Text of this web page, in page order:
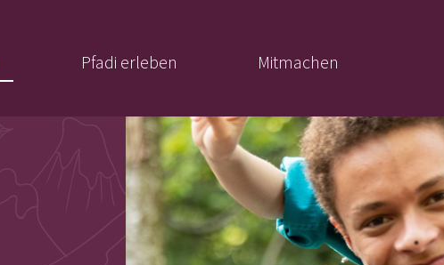
Pfadi erleben Mitmachen